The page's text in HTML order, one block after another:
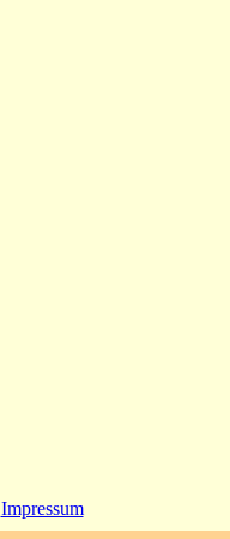
Impressum